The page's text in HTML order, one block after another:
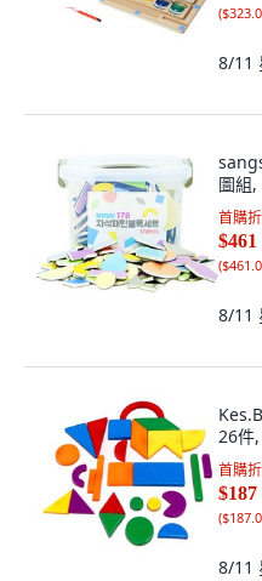
(
8/11
圖組
首購
$461
(
8/11
26件
首購
$187
(
8/11